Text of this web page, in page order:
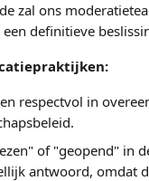
zal ons
definitieve
respectvol in
of "geopend" in
antwoord, omdat